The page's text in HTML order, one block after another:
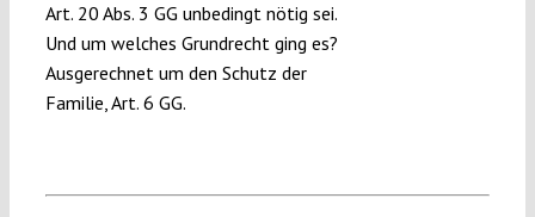
Art. 20 Abs. 3 GG unbedingt nötig sei.
Und um welches Grundrecht ging es?
Ausgerechnet um den Schutz der
Familie, Art. 6 GG.